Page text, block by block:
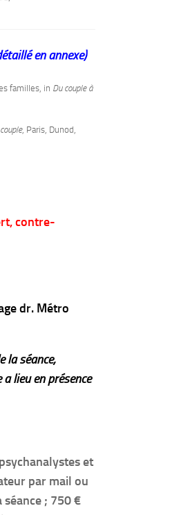
en annexe)
familles, in Du couple à
, Paris, Dunod,
contre-
dr. Métro
la séance,
lieu en présence
et
par mail ou
; 750 €